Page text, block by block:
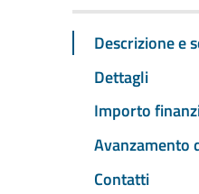
Descrizione e
Dettagli
Importo
Avanzamento
Contatti